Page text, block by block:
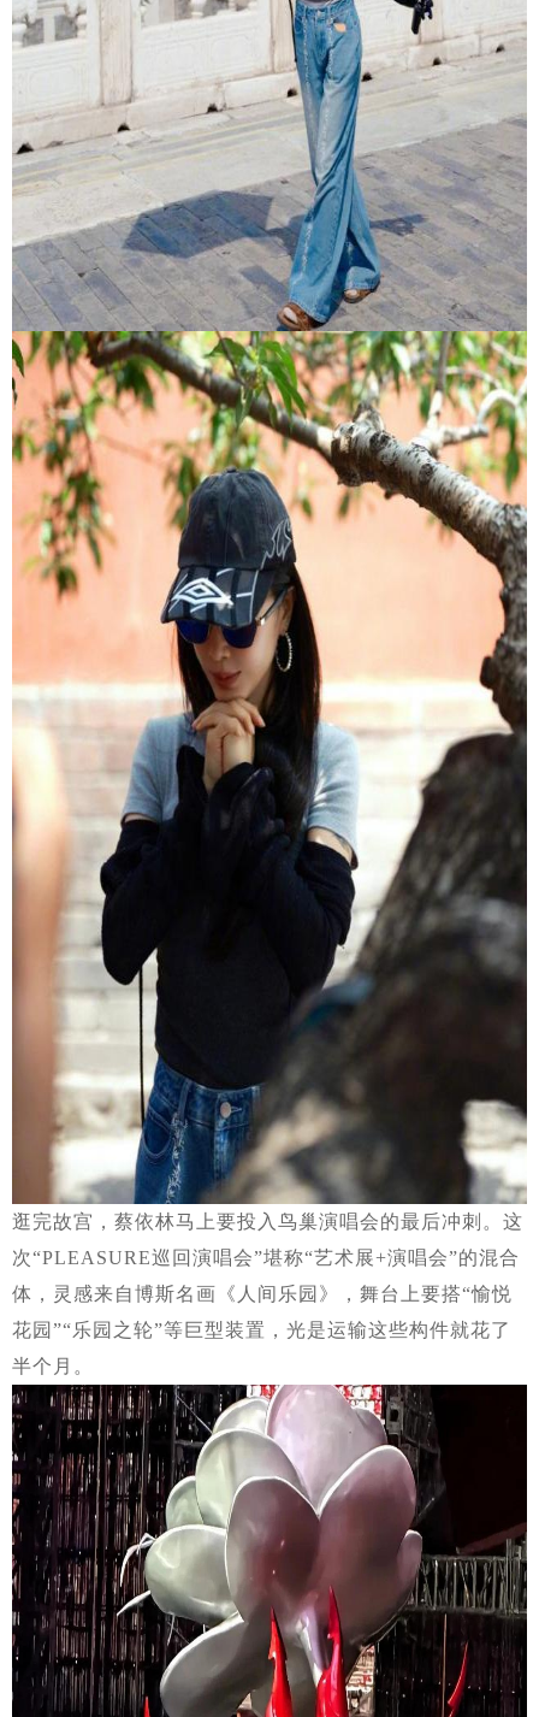
逛完故宫，蔡依林马上要投入鸟巢演唱会的最后冲刺。这
次“PLEASURE巡回演唱会”堪称“艺术展+演唱会”的混合
体，灵感来自博斯名画《人间乐园》，舞台上要搭“愉悦
花园”“乐园之轮”等巨型装置，光是运输这些构件就花了
半个月。